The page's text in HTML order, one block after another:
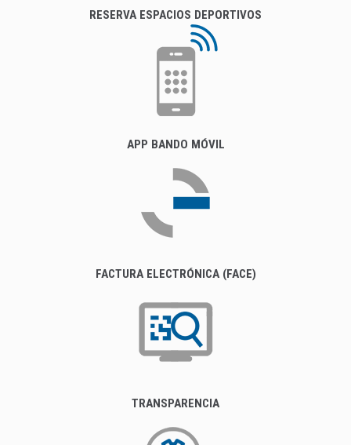
RESERVA ESPACIOS DEPORTIVOS
APP BANDO MÓVIL
FACTURA ELECTRÓNICA (FACE)
TRANSPARENCIA